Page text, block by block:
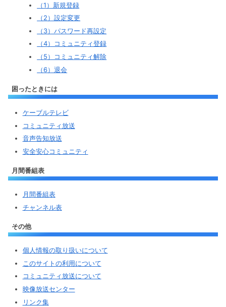
（1）新規登録
（2）設定変更
（3）パスワード再設定
（4）コミュニティ登録
（5）コミュニティ解除
（6）退会
困ったときには
ケーブルテレビ
コミュニティ放送
音声告知放送
安全安心コミュニティ
月間番組表
月間番組表
チャンネル表
その他
個人情報の取り扱いについて
このサイトの利用について
コミュニティ放送について
映像放送センター
リンク集